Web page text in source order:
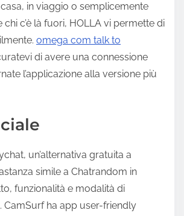
in viaggio o semplicemente
c’è là fuori, HOLLA vi permette di
omega com talk to
di avere una connessione
l’applicazione alla versione più
un’alternativa gratuita a
simile a Chatrandom in
funzionalità e modalità di
CamSurf ha app user-friendly